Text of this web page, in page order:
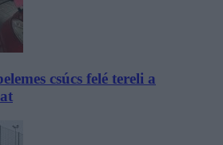
csúcs felé tereli a